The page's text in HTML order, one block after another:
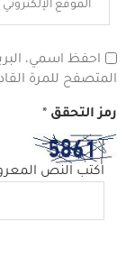
احفظ اسمي،
المتصفح للمرة
رمز التحقق *
اكتب النص